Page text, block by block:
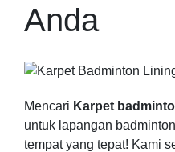
Anda
Mencari Karpet
untuk lapangan
tempat yang tepat! Kami